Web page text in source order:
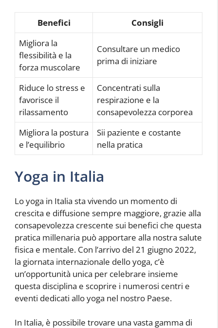
Benefici
Consigli
Migliora la
flessibilità e la
forza muscolare
Consultare un medico
prima di iniziare
Riduce lo stress e
favorisce il
rilassamento
Concentrati sulla
respirazione e la
consapevolezza corporea
Migliora la postura
e l’equilibrio
Sii paziente e costante
nella pratica
Yoga in Italia
Lo yoga in Italia sta vivendo un momento di
crescita e diffusione sempre maggiore, grazie alla
consapevolezza crescente sui benefici che questa
pratica millenaria può apportare alla nostra salute
fisica e mentale. Con l’arrivo del 21 giugno 2022,
la giornata internazionale dello yoga, c’è
un’opportunità unica per celebrare insieme
questa disciplina e scoprire i numerosi centri e
eventi dedicati allo yoga nel nostro Paese.
In Italia, è possibile trovare una vasta gamma di